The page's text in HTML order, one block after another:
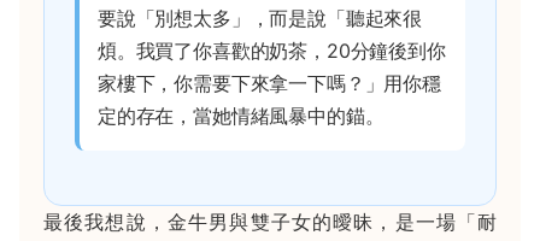
要說「別想太多」，而是說「聽起來很
煩。我買了你喜歡的奶茶，20分鐘後到你
家樓下，你需要下來拿一下嗎？」用你穩
定的存在，當她情緒風暴中的錨。
最後我想說，金牛男與雙子女的曖昧，是一場「耐